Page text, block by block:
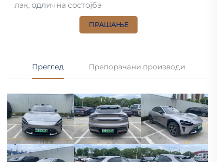
лак, одлична состојба
ПРАШАЊЕ
Преглед Препорачани производи